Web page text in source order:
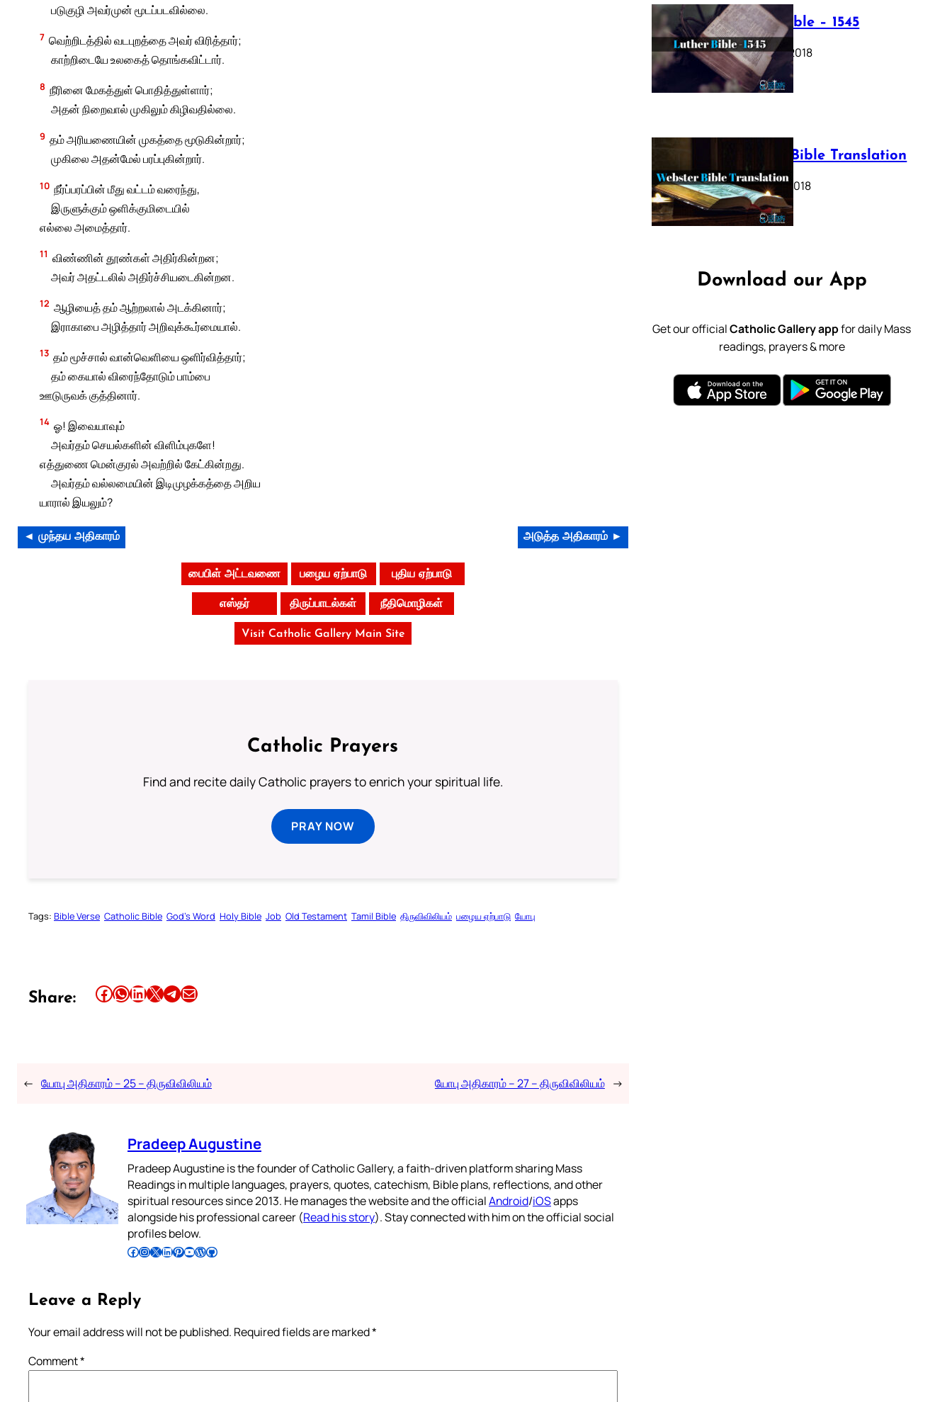
படுகுழி அவர்முன் மூடப்படவில்லை.
7 வெற்றிடத்தில் வடபுறத்தை அவர் விரித்தார்;
காற்றிடையே உலகைத் தொங்கவிட்டார்.
8 நீரினை மேகத்துள் பொதித்துள்ளார்;
அதன் நிறைவால் முகிலும் கிழிவதில்லை.
9 தம் அரியணையின் முகத்தை மூடுகின்றார்;
முகிலை அதன்மேல் பரப்புகின்றார்.
10 நீர்ப்பரப்பின் மீது வட்டம் வரைந்து,
இருளுக்கும் ஒளிக்குமிடையில்
எல்லை அமைத்தார்.
11 விண்ணின் தூண்கள் அதிர்கின்றன;
அவர் அதட்டலில் அதிர்ச்சியடைகின்றன.
12 ஆழியைத் தம் ஆற்றலால் அடக்கினார்;
இராகாபை அழித்தார் அறிவுக்கூர்மையால்.
13 தம் மூச்சால் வான்வெளியை ஒளிர்வித்தார்;
தம் கையால் விரைந்தோடும் பாம்பை
ஊடுருவக் குத்தினார்.
14 ஓ! இவையாவும்
அவர்தம் செயல்களின் விளிம்புகளே!
எத்துணை மென்குரல் அவற்றில் கேட்கின்றது.
அவர்தம் வல்லமையின் இடிமுழக்கத்தை அறிய
யாரால் இயலும்?
◄ முந்தய அதிகாரம் அடுத்த அதிகாரம் ►
பைபிள் அட்டவணை பழைய ஏற்பாடு புதிய ஏற்பாடு
எஸ்தர் திருப்பாடல்கள் நீதிமொழிகள்
Visit Catholic Gallery Main Site
Catholic Prayers
Find and recite daily Catholic prayers to enrich your spiritual life.
PRAY NOW
Tags: Bible Verse Catholic Bible God’s Word Holy Bible Job Old Testament Tamil Bible திருவிவிலியம் பழைய ஏற்பாடு யோபு
Share: Share this article on Facebook Share this article on WhatsApp Share this article on LinkedIn Share this article on X Share this article on TelegramEmail this Article
← யோபு அதிகாரம் – 25 – திருவிவிலியம் யோபு அதிகாரம் – 27 – திருவிவிலியம் →
Pradeep Augustine
Pradeep Augustine is the founder of Catholic Gallery, a faith-driven platform sharing Mass
Readings in multiple languages, prayers, quotes, catechism, Bible plans, reflections, and other
spiritual resources since 2013. He manages the website and the officialAndroid/iOSapps
alongside his professional career (Read his story). Stay connected with him on the official social
profiles below.
Follow Pradeep on Facebook Follow Pradeep on InstagramFollow Pradeep on X Follow Pradeep on LinkedIn Follow Pradeep on Pinterest Subscribe to Pradeep’s Youtube Channel Follow Pradeep on WordPress Follow Pradeep on GitHub
Leave a Reply
Your email address will not be published. Required fields are marked*
Comment*
Luther Bible – 1545
October 17, 2018
Webster Bible Translation
October 11, 2018
Download our App
Get our officialCatholic Gallery appfor daily Mass
readings, prayers & more